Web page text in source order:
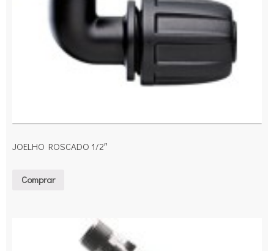
JOELHO ROSCADO 1/2″
Comprar